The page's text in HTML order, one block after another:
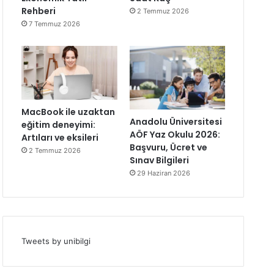
Rehberi
7 Temmuz 2026
2 Temmuz 2026
MacBook ile uzaktan
eğitim deneyimi:
Artıları ve eksileri
2 Temmuz 2026
Anadolu Üniversitesi
AÖF Yaz Okulu 2026:
Başvuru, Ücret ve
Sınav Bilgileri
29 Haziran 2026
Tweets by unibilgi